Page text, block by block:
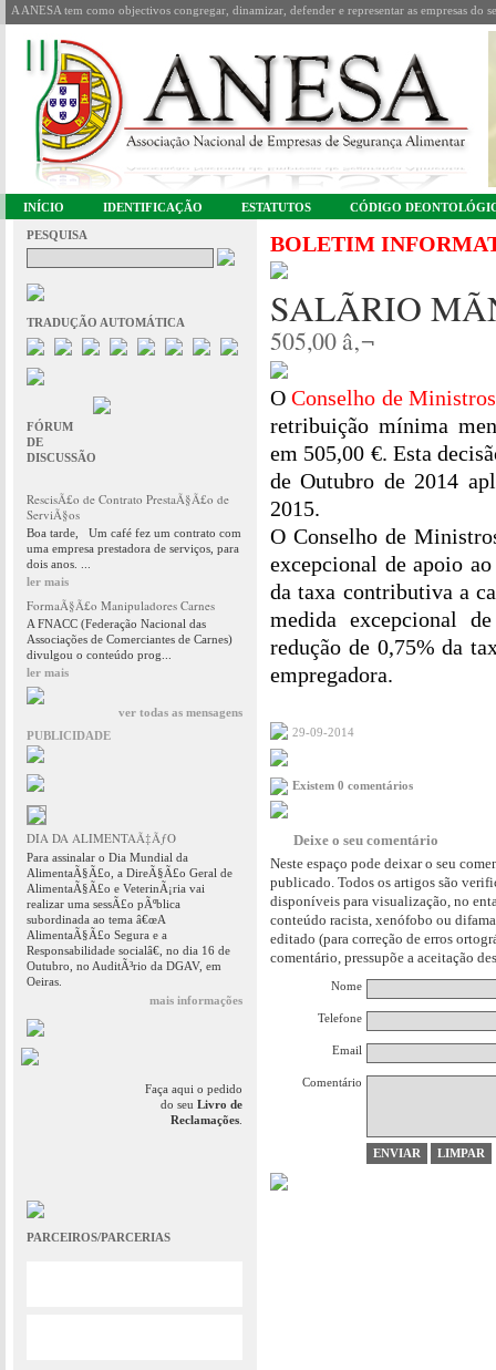
A ANESA tem como objectivos congregar, dinamizar, defender e representar as empresas
INÍCIO IDENTIFICAÇÃO ESTATUTOS CÓDIGO
PESQUISA
TRADUÇÃO AUTOMÁTICA
FÓRUM
DE
DISCUSSÃO
RescisÃ£o de Contrato PrestaÃ§Ã£o de
ServiÃ§os
Boa tarde, Um café fez um contrato com
uma empresa prestadora de serviços, para
dois anos. ...
ler mais
FormaÃ§Ã£o Manipuladores Carnes
A FNACC (Federação Nacional das
Associações de Comerciantes de Carnes)
divulgou o conteúdo prog...
ler mais
ver todas as mensagens
PUBLICIDADE
DIA DA ALIMENTAÃ‡ÃƒO
Para assinalar o Dia Mundial da
AlimentaÃ§Ã£o, a DireÃ§Ã£o Geral de
AlimentaÃ§Ã£o e VeterinÃ¡ria vai
realizar uma sessÃ£o pÃºblica
subordinada ao tema â€œA
AlimentaÃ§Ã£o Segura e a
Responsabilidade socialâ€, no dia 16 de
Outubro, no AuditÃ³rio da DGAV, em
Oeiras.
mais informações
Faça aqui o pedido
do seu Livro de
Reclamações
PARCEIROS/PARCERIAS
BOLETIM
SALÃRIO
505,00 â‚¬
OConselho de
retribuição mínima
em 505,00 €. Esta
de Outubro de 2014
2015.
O Conselho de
excepcional de apoio
da taxa contributiva a
medida excepcional
redução de 0,75% da
empregadora.
29-09-2014
Existem 0 comentários
Deixe o seu comentário
Neste espaço pode deixar o seu
publicado. Todos os artigos são
disponíveis para visualização, no
conteúdo racista, xenófobo ou
editado (para correção de erros
comentário, pressupõe a aceitação
Nome
Telefone
Email
Comentário